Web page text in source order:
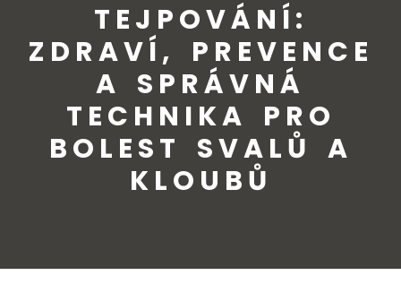
TEJPOVÁNÍ:
ZDRAVÍ, PREVENCE
A SPRÁVNÁ
TECHNIKA PRO
BOLEST SVALŮ A
KLOUBŮ